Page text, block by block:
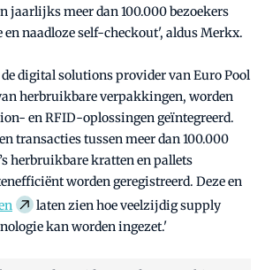
jaarlijks meer dan 100.000 bezoekers
en naadloze self-checkout', aldus Merkx.
digital solutions provider van Euro Pool
herbruikbare verpakkingen, worden
en RFID-oplossingen geïntegreerd.
transacties tussen meer dan 100.000
herbruikbare kratten en pallets
worden geregistreerd. Deze en
laten zien hoe veelzijdig supply
kan worden ingezet.'